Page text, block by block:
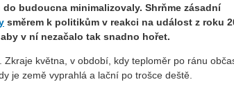
budoucna minimalizovaly. Shrňme zásadní
směrem k politikům v reakci na událost z roku
v ní nezačalo tak snadno hořet.
května, v období, kdy teploměr po ránu
je země vyprahlá a lační po trošce deště.